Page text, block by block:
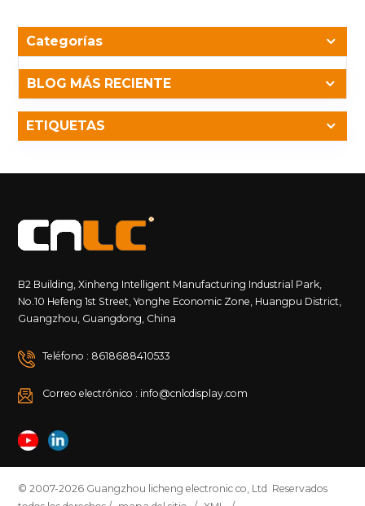
clasificación UL94 V-0: nuestros materiales de placa
PCB se han sometido a rigurosas pruebas UL94 V-0.
Esto significa que el material se extinguirá dentro de
los 10 segundos posteriores a la eliminación de la
ardiente, lo que garantiza que las llamas no se
propaguen.&nbsp;&nbsp;Certificación de calidad
según los estándares UL94 V-0, sino que también
seguro y estable en una amplia gama de
entornos.&nbsp;¿Qué es la clasificación de retardante
ampliamente utilizados en equipos electrónicos. V-0
es una de sus clasificaciones más altas, lo que indica
que el material tiene un nivel extremadamente alto
UL94 V-0: En las pruebas, el material debe
encendido y no debe producir gotas llameantes. Esta
temperatura.&nbsp;&nbsp;Aplicaciones: Los
instalaciones públicas que requieren altos estándares
Categorías
BLOG MÁS RECIENTE
ETIQUETAS
B2 Building, Xinheng Intelligent Manufacturing Industrial Park,
No.10 Hefeng 1st Street, Yonghe Economic Zone, Huangpu District,
Guangzhou, Guangdong, China
Teléfono : 8618688410533
Correo electrónico : info@cnlcdisplay.com
© 2007-2026 Guangzhou licheng electronic co, Ltd Reservados